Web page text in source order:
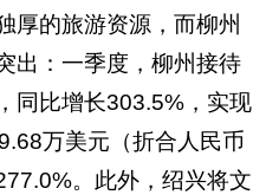
厚的旅游资源，而柳州
出：一季度，柳州接待
同比增长303.5%，实现
万美元（折合人民币
。此外，绍兴将文